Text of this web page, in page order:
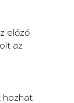
előző
az
hozhat